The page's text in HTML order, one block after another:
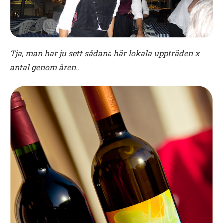
Tja, man har ju sett sådana här lokala uppträden x
antal genom åren..